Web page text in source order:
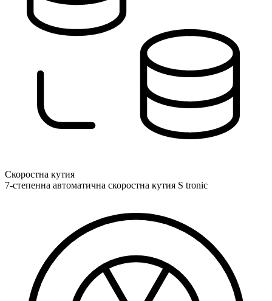
Скоростна кутия
7-степенна автоматична скоростна кутия S tronic